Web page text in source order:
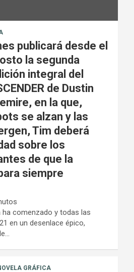
publicará desde el
la segunda
integral del
de Dustin
en la que,
se alzan y las
Tim deberá
sobre los
de que la
siempre
comenzado y todas las
en un desenlace épico,
GRÁFICA